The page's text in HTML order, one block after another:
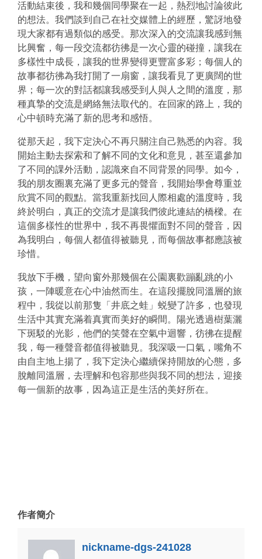
活動結束後，我和幾個同學聚在一起，熱烈地討論彼此
的想法。我們談到自己在社交媒體上的經歷，驚訝地發
現大家都有過類似的感受。那次深入的交流讓我感到無
比興奮，每一段交流都彷彿是一次心靈的碰撞，讓我在
多樣性中成長，讓我的世界變得更豐富多彩；每個人的
故事都彷彿為我打開了一扇窗，讓我看見了更廣闊的世
界；每一次的對話都讓我感受到人與人之間的溫度，那
種真摯的交流是網絡無法取代的。在回家的路上，我的
心中頓時充滿了新的思考和感悟。
從那天起，我下定決心不再只關注自己熟悉的內容。我
開始主動去探索和了解不同的文化和意見，甚至還參加
了不同的課外活動，認識來自不同背景的同學。如今，
我的朋友圈裏充滿了更多元的聲音，我開始學會尊重並
欣賞不同的觀點。當我重新找回人際相處的溫度時，我
終於明白，真正的交流才是讓我們彼此連結的橋樑。在
這個多樣性的世界中，我不再畏懼面對不同的聲音，因
為我明白，每個人都值得被聽見，而每個故事都應該被
珍惜。
我放下手機，望向窗外那幾個在公園裏歡蹦亂跳的小
孩，一陣暖意在心中油然而生。在這段擺脫同溫層的旅
程中，我從以前那隻「井底之蛙」蜕變了許多，也發現
生活中其實充滿着真實而美好的瞬間。陽光透過樹葉灑
下斑駁的光影，他們的笑聲在空氣中迴響，彷彿在提醒
我，每一種聲音都值得被聽見。我深吸一口氣，嘴角不
由自主地上揚了，我下定決心繼續保持開放的心態，多
脫離同溫層，去理解和包容那些與我不同的想法，迎接
每一個新的故事，因為這正是生活的美好所在。
作者簡介
nickname-dgs-241028